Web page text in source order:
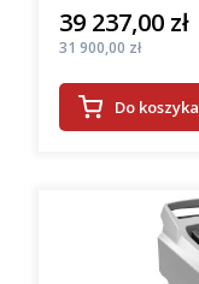
Cena
39 237,00 zł
Cena
31 900,00 zł
Do koszyka